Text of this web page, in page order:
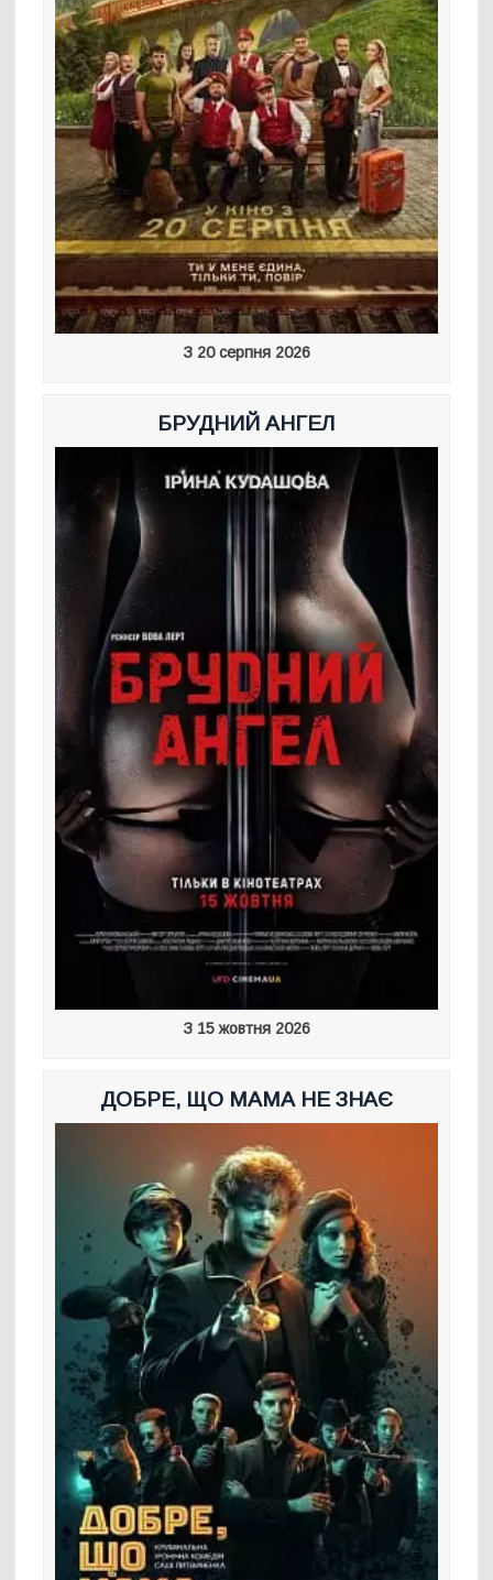
З 20 серпня 2026
БРУДНИЙ АНГЕЛ
З 15 жовтня 2026
ДОБРЕ, ЩО МАМА НЕ ЗНАЄ